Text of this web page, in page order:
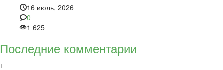
16 июль, 2026
0
1 625
Последние комментарии
+